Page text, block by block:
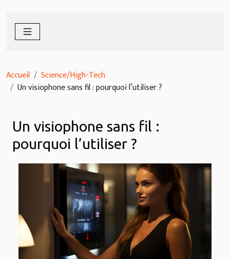
Accueil
Science/High-Tech
Un visiophone sans fil : pourquoi l’utiliser ?
Un visiophone sans fil :
pourquoi l’utiliser ?